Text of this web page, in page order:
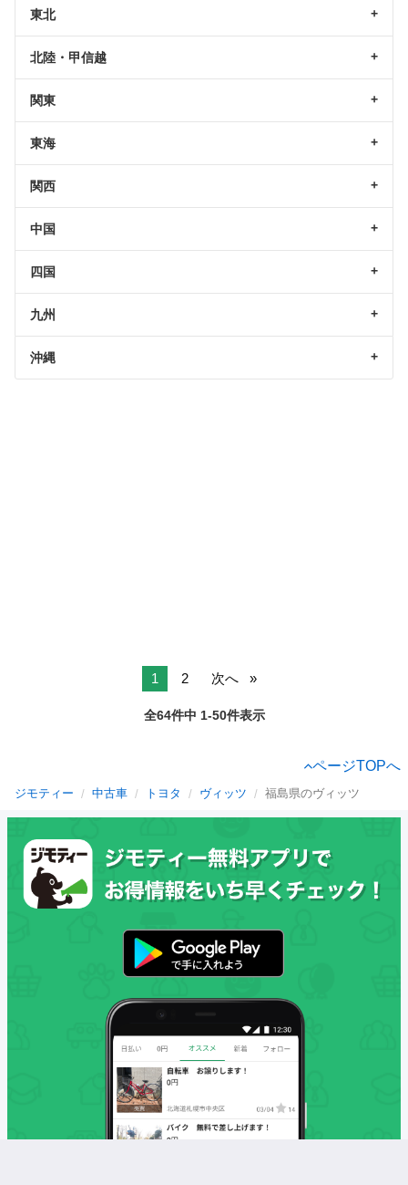
東北
北陸・甲信越
関東
東海
関西
中国
四国
九州
沖縄
1 2 次へ
全64件中 1-50件表示
ページTOPへ
ジモティー 中古車 トヨタ ヴィッツ 福島県のヴィッツ